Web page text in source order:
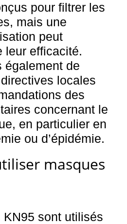
pour filtrer les
mais une
peut
leur efficacité.
également de
locales
des
concernant le
en particulier en
ou d’épidémie.
masques
KN95 sont utilisés